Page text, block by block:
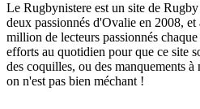
Le Rugbynistere est un site de
deux passionnés d'Ovalie en 2008,
million de lecteurs passionnés
efforts au quotidien pour que ce site
des coquilles, ou des manquements
on n'est pas bien méchant !